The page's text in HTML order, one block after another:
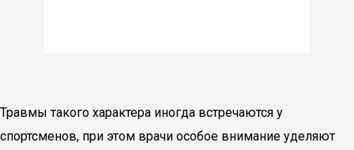
Травмы такого характера иногда встречаются у
спортсменов, при этом врачи особое внимание уделяют